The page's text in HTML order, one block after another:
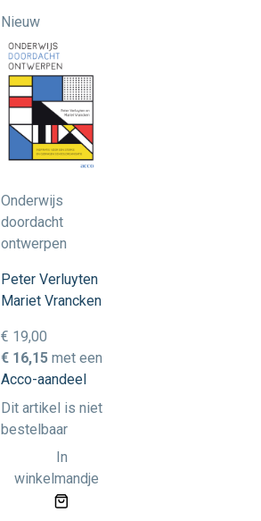
Nieuw
Onderwijs
doordacht
ontwerpen
Peter Verluyten
Mariet Vrancken
€ 19,00
€ 16,15 met een
Acco-aandeel
Dit artikel is niet
bestelbaar
In
winkelmandje